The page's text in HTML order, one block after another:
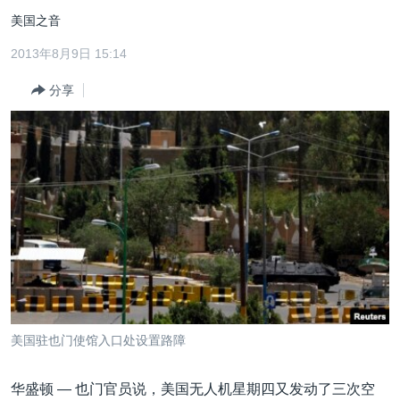
内
容
到
导
航
跳
转
到
检
索
最新国际新闻
印太
中东
欧洲
非洲
美洲
全球议题
分类新闻
经济·金融·贸易
人权·法律·宗教
科教·文娱·体健
军事
劳工
环境
美中关系
热点专题
白宫要闻
国会报道
美中关系
美国建国250周年
埃博拉疫情
重要讲话与声明
VOA视频
VOA今日焦点
中文广播
关注我们
美国之音
2013年8月9日 15:14
分享
美国驻也门使馆入口处设置路障
华盛顿 — 也门官员说，美国无人机星期四又发动了三次空